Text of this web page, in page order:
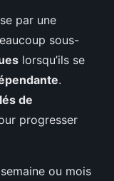
par une
sous-
lorsqu’ils se
.
de
progresser
ou mois